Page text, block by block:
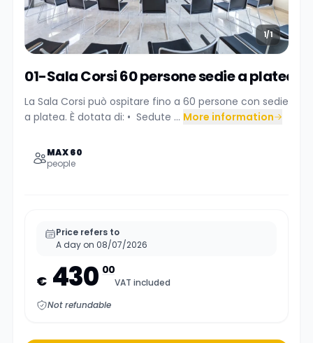
1/1
01-Sala Corsi 60 persone sedie a platea
La Sala Corsi può ospitare fino a 60 persone con sedie
a platea. È dotata di: •⁠ ⁠Sedute ... More information
MAX 60
people
Price refers to
A day on 08/07/2026
€ 430 00
VAT included
Not refundable